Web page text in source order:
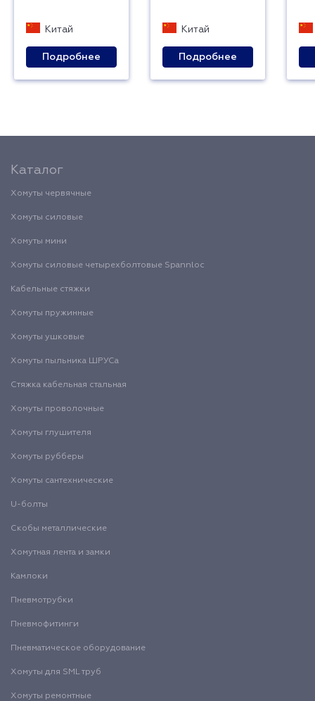
Китай
Подробнее
Китай
Подробнее
Каталог
Хомуты червячные
Хомуты силовые
Хомуты мини
Хомуты силовые четырехболтовые Spannloc
Кабельные стяжки
Хомуты пружинные
Хомуты ушковые
Хомуты пыльника ШРУСа
Стяжка кабельная стальная
Хомуты проволочные
Хомуты глушителя
Хомуты рубберы
Хомуты сантехнические
U-болты
Скобы металлические
Хомутная лента и замки
Камлоки
Пневмотрубки
Пневмофитинги
Пневматическое оборудование
Хомуты для SML труб
Хомуты ремонтные